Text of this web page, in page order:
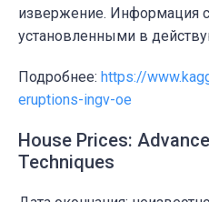
извержение. Информация
установленными в
Подробнее: https://
eruptions-ingv-oe
House Prices:
Techniques